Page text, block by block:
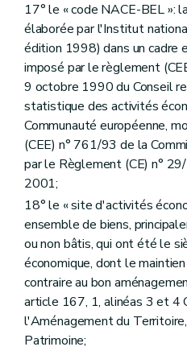
17° le « code NACE-BEL »:
élaborée par l'Institut
édition 1998) dans un cadre
imposé par le règlement
9 octobre 1990 du Conseil
statistique des activités
Communauté européenne,
(CEE) n° 761/93 de la
par le Règlement (CE) n°
2001;
18° le « site d'activités
ensemble de biens,
ou non bâtis, qui ont été le
économique, dont le
contraire au bon
article 167, 1, alinéas 3 et 4
l'Aménagement du
Patrimoine;